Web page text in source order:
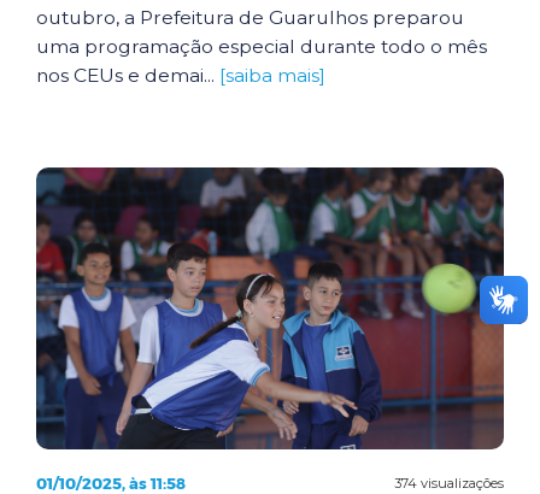
outubro, a Prefeitura de Guarulhos preparou
uma programação especial durante todo o mês
nos CEUs e demai... [saiba mais]
374 visualizações
01/10/2025, às 11:58